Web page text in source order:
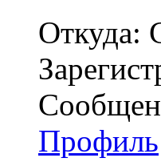
Откуда:
Профиль